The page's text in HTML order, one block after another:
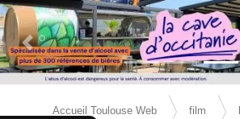
× ACCUEIL
Previous Slide
Accueil Toulouse Web film